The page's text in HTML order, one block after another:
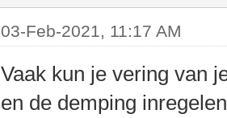
03-Feb-2021, 11:17 AM
Vaak kun je vering van
en de demping